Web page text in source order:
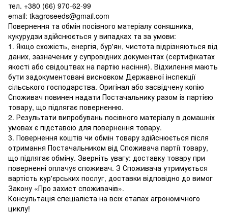
тел. +380 (66) 970-62-99
email: tkagroseeds@gmail.com
Повернення та обмін посівного матеріалу соняшника,
кукурудзи здійснюється у випадках та за умови:
1. Якщо схожість, енергія, бур'ян, чистота відрізняються від
даних, зазначених у супровідних документах (сертифікатах
якості або свідоцтвах на партію насіння). Відхилення мають
бути задокументовані висновком Державної інспекції
сільського господарства. Оригінал або засвідчену копію
Споживач повинен надати Постачальнику разом із партією
товару, що підлягає поверненню.
2. Результати випробувань посівного матеріалу в домашніх
умовах є підставою для повернення товару.
3. Повернення коштів чи обмін товару здійснюється після
отримання Постачальником від Споживача партії товару,
що підлягає обміну. Зверніть увагу: доставку товару при
поверненні оплачує споживач. З Споживача утримується
вартість кур'єрських послуг, доставки відповідно до вимог
Закону «Про захист споживачів».
Консультація спеціаліста на всіх етапах агрономічного
циклу!